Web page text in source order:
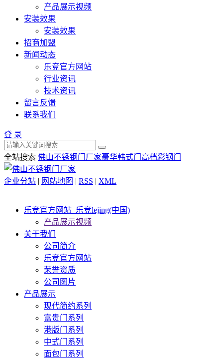
产品展示视频
安装效果
安装效果
招商加盟
新闻动态
乐竞官方网站
行业资讯
技术资讯
留言反馈
联系我们
登 录
全站搜索 佛山不锈钢门厂家豪华韩式门 高档彩钢门
企业分站 | 网站地图 | RSS | XML
乐竞官方网站_乐竞lejing(中国)
产品展示视频
关于我们
公司简介
乐竞官方网站
荣誉资质
公司图片
产品展示
现代简约系列
富贵门系列
港版门系列
中式门系列
面包门系列